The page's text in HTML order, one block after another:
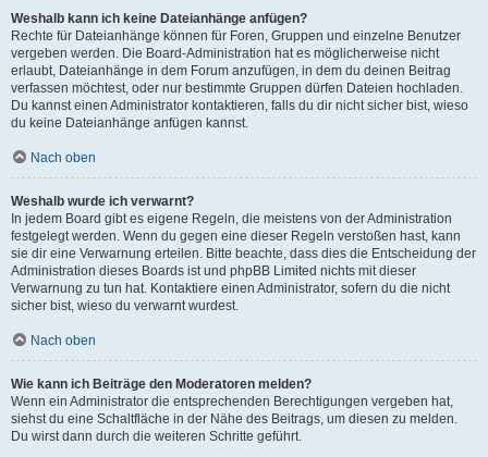
Weshalb kann ich keine Dateianhänge anfügen?
Rechte für Dateianhänge können für Foren, Gruppen und einzelne Benutzer
vergeben werden. Die Board-Administration hat es möglicherweise nicht
erlaubt, Dateianhänge in dem Forum anzufügen, in dem du deinen Beitrag
verfassen möchtest, oder nur bestimmte Gruppen dürfen Dateien hochladen.
Du kannst einen Administrator kontaktieren, falls du dir nicht sicher bist, wieso
du keine Dateianhänge anfügen kannst.
Nach oben
Weshalb wurde ich verwarnt?
In jedem Board gibt es eigene Regeln, die meistens von der Administration
festgelegt werden. Wenn du gegen eine dieser Regeln verstoßen hast, kann
sie dir eine Verwarnung erteilen. Bitte beachte, dass dies die Entscheidung der
Administration dieses Boards ist und phpBB Limited nichts mit dieser
Verwarnung zu tun hat. Kontaktiere einen Administrator, sofern du die nicht
sicher bist, wieso du verwarnt wurdest.
Nach oben
Wie kann ich Beiträge den Moderatoren melden?
Wenn ein Administrator die entsprechenden Berechtigungen vergeben hat,
siehst du eine Schaltfläche in der Nähe des Beitrags, um diesen zu melden.
Du wirst dann durch die weiteren Schritte geführt.